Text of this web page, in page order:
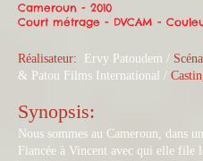
Synopsis:​
Nous sommes au Cameroun, dans
Fiancée à Vincent avec qui elle
Réalisateur: Ervy Patoudem /
& Patou Films International /
Cameroun - 2010
Court métrage - DVCAM -